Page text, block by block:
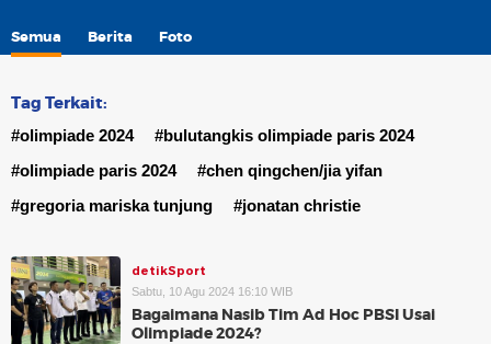
Semua Berita Foto
Tag Terkait:
#olimpiade 2024
#bulutangkis olimpiade paris 2024
#olimpiade paris 2024
#chen qingchen/jia yifan
#gregoria mariska tunjung
#jonatan christie
detikSport
Sabtu, 10 Agu 2024 16:10 WIB
Bagaimana Nasib Tim Ad Hoc PBSI Usai
Olimpiade 2024?